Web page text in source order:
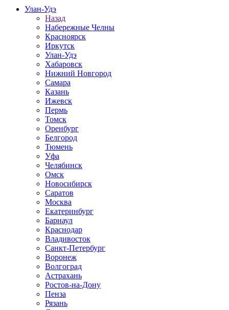
Улан-Удэ
Назад
Набережные Челны
Красноярск
Иркутск
Улан-Удэ
Хабаровск
Нижний Новгород
Самара
Казань
Ижевск
Пермь
Томск
Оренбург
Белгород
Тюмень
Уфа
Челябинск
Омск
Новосибирск
Саратов
Москва
Екатеринбург
Барнаул
Краснодар
Владивосток
Санкт-Петербург
Воронеж
Волгоград
Астрахань
Ростов-на-Дону
Пенза
Рязань